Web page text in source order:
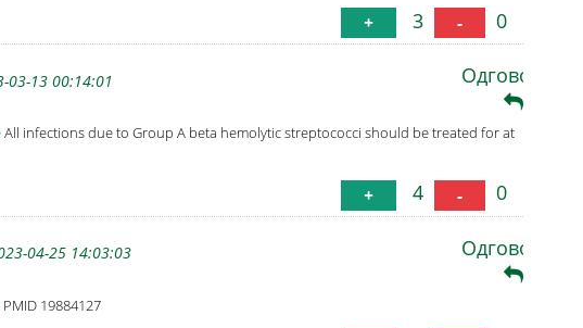
+ 3 - 0
03-13 00:14:01 Одговори
All infections due to Group A beta hemolytic streptococci should be treated for at
+ 4 - 0
04-25 14:03:03 Одговори
PMID 19884127